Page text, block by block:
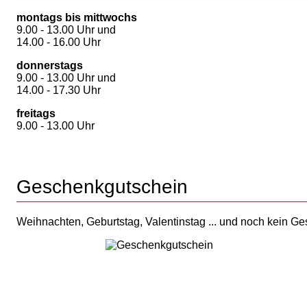
montags bis mittwochs
9.00 - 13.00 Uhr und
14.00 - 16.00 Uhr
donnerstags
9.00 - 13.00 Uhr und
14.00 - 17.30 Uhr
freitags
9.00 - 13.00 Uhr
Geschenkgutschein
Weihnachten, Geburtstag, Valentinstag ... und noch kein